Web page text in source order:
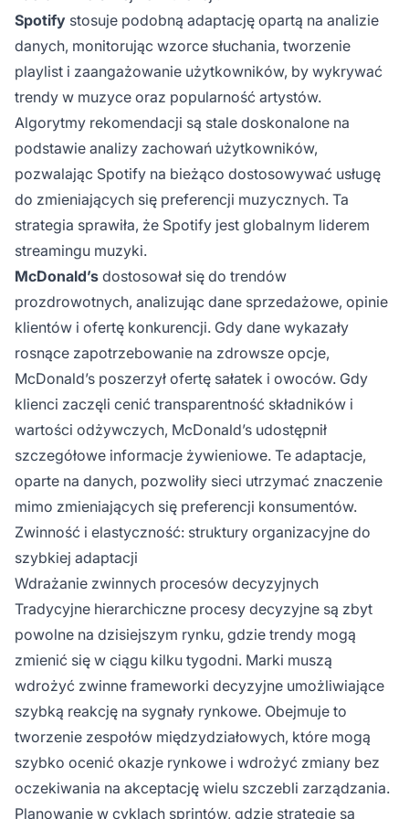
Spotify stosuje podobną adaptację opartą na analizie
danych, monitorując wzorce słuchania, tworzenie
playlist i zaangażowanie użytkowników, by wykrywać
trendy w muzyce oraz popularność artystów.
Algorytmy rekomendacji są stale doskonalone na
podstawie analizy zachowań użytkowników,
pozwalając Spotify na bieżąco dostosowywać usługę
do zmieniających się preferencji muzycznych. Ta
strategia sprawiła, że Spotify jest globalnym liderem
streamingu muzyki.
McDonald’s dostosował się do trendów
prozdrowotnych, analizując dane sprzedażowe, opinie
klientów i ofertę konkurencji. Gdy dane wykazały
rosnące zapotrzebowanie na zdrowsze opcje,
McDonald’s poszerzył ofertę sałatek i owoców. Gdy
klienci zaczęli cenić transparentność składników i
wartości odżywczych, McDonald’s udostępnił
szczegółowe informacje żywieniowe. Te adaptacje,
oparte na danych, pozwoliły sieci utrzymać znaczenie
mimo zmieniających się preferencji konsumentów.
Zwinność i elastyczność: struktury organizacyjne do
szybkiej adaptacji
Wdrażanie zwinnych procesów decyzyjnych
Tradycyjne hierarchiczne procesy decyzyjne są zbyt
powolne na dzisiejszym rynku, gdzie trendy mogą
zmienić się w ciągu kilku tygodni. Marki muszą
wdrożyć zwinne frameworki decyzyjne umożliwiające
szybką reakcję na sygnały rynkowe. Obejmuje to
tworzenie zespołów międzydziałowych, które mogą
szybko ocenić okazje rynkowe i wdrożyć zmiany bez
oczekiwania na akceptację wielu szczebli zarządzania.
Planowanie w cyklach sprintów, gdzie strategie są